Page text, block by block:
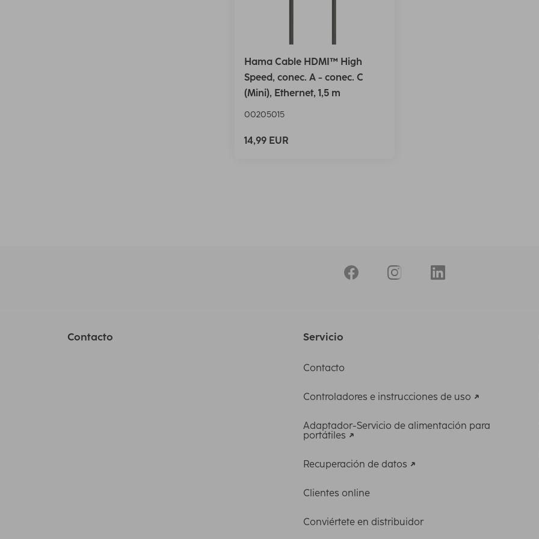
Hama Cable HDMI™ High
Speed, conec. A - conec. C
(Mini), Ethernet, 1,5 m
00205015
14,99 EUR
Contacto Servicio
Contacto
Controladores e instrucciones de uso
Adaptador-Servicio de alimentación para
portátiles
Recuperación de datos
Clientes online
Conviértete en distribuidor